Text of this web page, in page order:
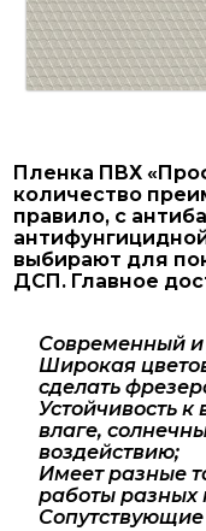
Пленка ПВХ
количество
правило, с
выбирают для
ДСП. Главное
Современный
Широкая
сделать
Устойчивость
влаге,
воздействию;
Имеет разные
работы разных